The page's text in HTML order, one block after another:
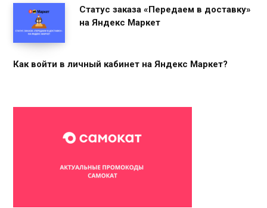
Статус заказа «Передаем в доставку»
на Яндекс Маркет
Как войти в личный кабинет на Яндекс Маркет?